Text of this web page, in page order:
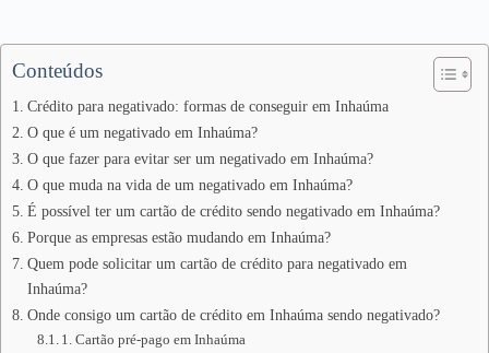
Conteúdos
Crédito para negativado: formas de conseguir em Inhaúma
O que é um negativado em Inhaúma?
O que fazer para evitar ser um negativado em Inhaúma?
O que muda na vida de um negativado em Inhaúma?
É possível ter um cartão de crédito sendo negativado em Inhaúma?
Porque as empresas estão mudando em Inhaúma?
Quem pode solicitar um cartão de crédito para negativado em
Inhaúma?
Onde consigo um cartão de crédito em Inhaúma sendo negativado?
1. Cartão pré-pago em Inhaúma